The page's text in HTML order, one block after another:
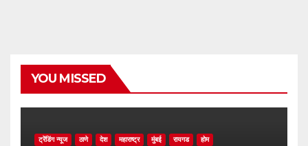
YOU MISSED
ट्रेंडिंग न्यूज ठाणे देश महाराष्ट्र मुंबई रायगड होम